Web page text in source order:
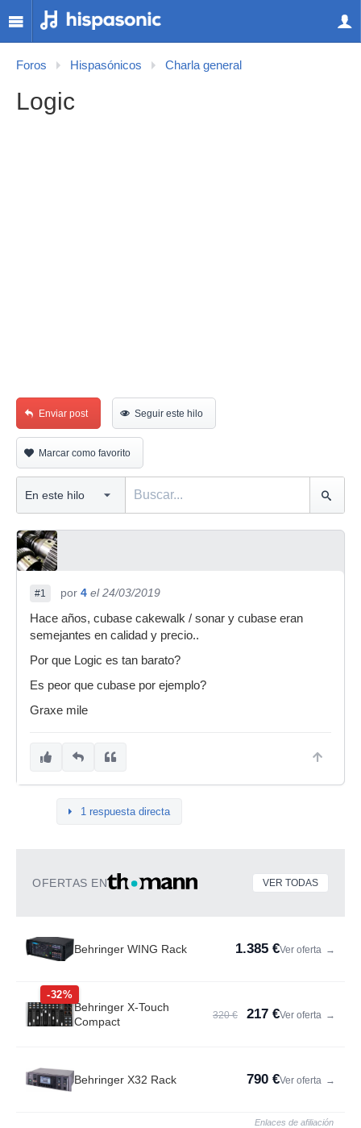
Foros Hispasónicos Charla general
Logic
Enviar post Seguir este hilo
Marcar como favorito
#1 por 4 el 24/03/2019
Hace años, cubase cakewalk / sonar y cubase eran
semejantes en calidad y precio..
Por que Logic es tan barato?
Es peor que cubase por ejemplo?
Graxe mile
1 respuesta directa
OFERTAS EN VER TODAS
Behringer WING Rack 1.385 €Ver oferta →
-32%
Behringer X-Touch
Compact
320 € 217 €Ver oferta →
Behringer X32 Rack 790 €Ver oferta →
Enlaces de afiliación